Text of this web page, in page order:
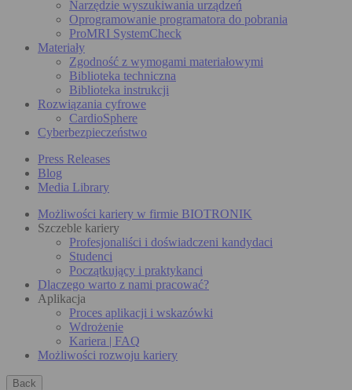
Narzędzie wyszukiwania urządzeń
Oprogramowanie programatora do pobrania
ProMRI SystemCheck
Materiały
Zgodność z wymogami materiałowymi
Biblioteka techniczna
Biblioteka instrukcji
Rozwiązania cyfrowe
CardioSphere
Cyberbezpieczeństwo
Press Releases
Blog
Media Library
Możliwości kariery w firmie BIOTRONIK
Szczeble kariery
Profesjonaliści i doświadczeni kandydaci
Studenci
Początkujący i praktykanci
Dlaczego warto z nami pracować?
Aplikacja
Proces aplikacji i wskazówki
Wdrożenie
Kariera | FAQ
Możliwości rozwoju kariery
Back